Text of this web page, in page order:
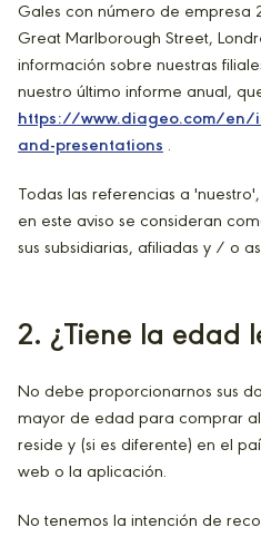
Gales con número de empresa
Great Marlborough Street,
información sobre nuestras
nuestro último informe anual,
https://www.diageo.com/en/
and-presentations .
Todas las referencias a
en este aviso se consideran
sus subsidiarias, afiliadas y / o
2. ¿Tiene la edad
No debe proporcionarnos sus
mayor de edad para comprar
reside y (si es diferente) en el
web o la aplicación.
No tenemos la intención de